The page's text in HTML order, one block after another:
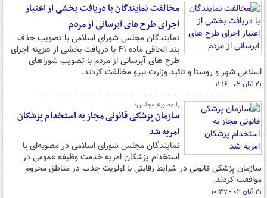
مخالفت نمایندگان با دریافت بخشی از اعتبار
اجرای طرح های آبرسانی از مردم
نمایندگان مجلس شورای اسلامی با تصویب حذف
بند الحاقی ماده ۴۱ با دریافت بخشی از هزینه اجرای
طرح های آبرسانی از مردم با تصویب شوراهای
اسلامی شهر و روستا و تائید وزارت نیرو مخالفت کردند.
۲۱ آبان ۰۲ - ۱۱:۱۶
با مصوبه مجلس؛
سازمان پزشکی قانونی مجاز به استخدام پزشکان
امریه شد
نمایندگان مجلس شورای اسلامی در مصوبه‌ای با
استخدام پزشکان امریه خدمت وظیفه عمومی در
سازمان پزشکی قانونی در شرایط رقابتی با اولویت جذب در مناطق محروم
موافقت کردند.
۲۱ آبان ۰۲ - ۱۰:۳۷